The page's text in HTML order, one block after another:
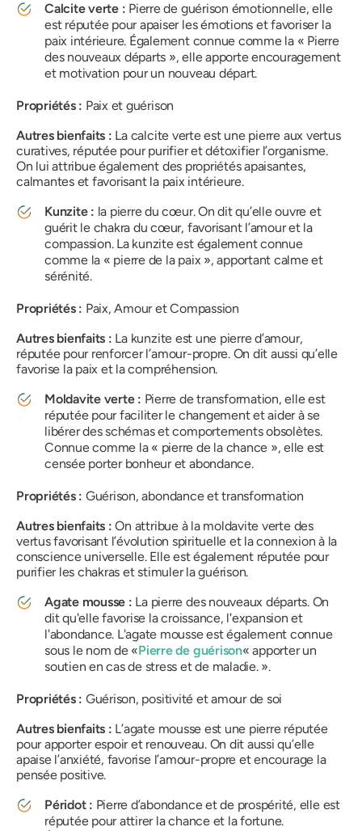
Calcite verte : Pierre de guérison émotionnelle, elle
est réputée pour apaiser les émotions et favoriser la
paix intérieure. Également connue comme la « Pierre
des nouveaux départs », elle apporte encouragement
et motivation pour un nouveau départ.
Propriétés : Paix et guérison
Autres bienfaits : La calcite verte est une pierre aux vertus
curatives, réputée pour purifier et détoxifier l’organisme.
On lui attribue également des propriétés apaisantes,
calmantes et favorisant la paix intérieure.
Kunzite : la pierre du cœur. On dit qu’elle ouvre et
guérit le chakra du cœur, favorisant l’amour et la
compassion. La kunzite est également connue
comme la « pierre de la paix », apportant calme et
sérénité.
Propriétés : Paix, Amour et Compassion
Autres bienfaits : La kunzite est une pierre d’amour,
réputée pour renforcer l’amour-propre. On dit aussi qu’elle
favorise la paix et la compréhension.
Moldavite verte : Pierre de transformation, elle est
réputée pour faciliter le changement et aider à se
libérer des schémas et comportements obsolètes.
Connue comme la « pierre de la chance », elle est
censée porter bonheur et abondance.
Propriétés : Guérison, abondance et transformation
Autres bienfaits :On attribue à la moldavite verte des
vertus favorisant l’évolution spirituelle et la connexion à la
conscience universelle. Elle est également réputée pour
purifier les chakras et stimuler la guérison.
Agate mousse : La pierre des nouveaux départs. On
dit qu'elle favorise la croissance, l'expansion et
l'abondance. L'agate mousse est également connue
sous le nom de «Pierre de guérison« apporter un
soutien en cas de stress et de maladie. ».
Propriétés : Guérison, positivité et amour de soi
Autres bienfaits : L’agate mousse est une pierre réputée
pour apporter espoir et renouveau. On dit aussi qu’elle
apaise l’anxiété, favorise l’amour-propre et encourage la
pensée positive.
Péridot : Pierre d’abondance et de prospérité, elle est
réputée pour attirer la chance et la fortune.